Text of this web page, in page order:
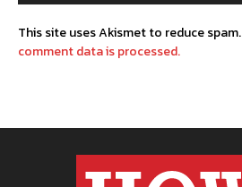
This site uses Akismet to reduce spam.
comment data is processed.